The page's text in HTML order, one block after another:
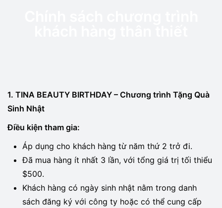
1. TINA BEAUTY BIRTHDAY – Chương trình Tặng Quà
Sinh Nhật
Điều kiện tham gia:
Áp dụng cho khách hàng từ năm thứ 2 trở đi.
Đã mua hàng ít nhất 3 lần, với tổng giá trị tối thiểu
$500.
Khách hàng có ngày sinh nhật nằm trong danh
sách đăng ký với công ty hoặc có thể cung cấp